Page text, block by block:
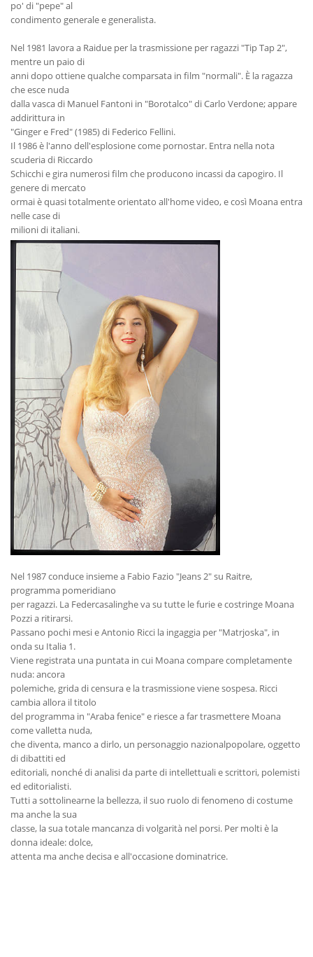
po' di "pepe" al
condimento generale e generalista.
Nel 1981 lavora a Raidue per la trasmissione per ragazzi "Tip Tap 2",
mentre un paio di
anni dopo ottiene qualche comparsata in film "normali". È la ragazza
che esce nuda
dalla vasca di Manuel Fantoni in "Borotalco" di Carlo Verdone; appare
addirittura in
"Ginger e Fred" (1985) di Federico Fellini.
Il 1986 è l'anno dell'esplosione come pornostar. Entra nella nota
scuderia di Riccardo
Schicchi e gira numerosi film che producono incassi da capogiro. Il
genere di mercato
ormai è quasi totalmente orientato all'home video, e così Moana entra
nelle case di
milioni di italiani.
Nel 1987 conduce insieme a Fabio Fazio "Jeans 2" su Raitre,
programma pomeridiano
per ragazzi. La Federcasalinghe va su tutte le furie e costringe Moana
Pozzi a ritirarsi.
Passano pochi mesi e Antonio Ricci la ingaggia per "Matrjoska", in
onda su Italia 1.
Viene registrata una puntata in cui Moana compare completamente
nuda: ancora
polemiche, grida di censura e la trasmissione viene sospesa. Ricci
cambia allora il titolo
del programma in "Araba fenice" e riesce a far trasmettere Moana
come valletta nuda,
che diventa, manco a dirlo, un personaggio nazionalpopolare, oggetto
di dibattiti ed
editoriali, nonché di analisi da parte di intellettuali e scrittori, polemisti
ed editorialisti.
Tutti a sottolinearne la bellezza, il suo ruolo di fenomeno di costume
ma anche la sua
classe, la sua totale mancanza di volgarità nel porsi. Per molti è la
donna ideale: dolce,
attenta ma anche decisa e all'occasione dominatrice.